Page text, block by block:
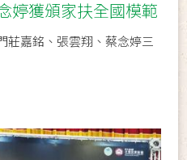
婷獲頒家扶全國模範
莊嘉銘、張雲翔、蔡念婷三